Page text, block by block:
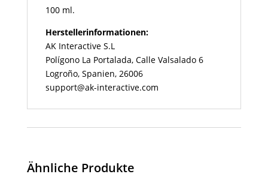
100 ml.
Herstellerinformationen:
AK Interactive S.L
Polígono La Portalada, Calle Valsalado 6
Logroño, Spanien, 26006
support@ak-interactive.com
Ähnliche Produkte